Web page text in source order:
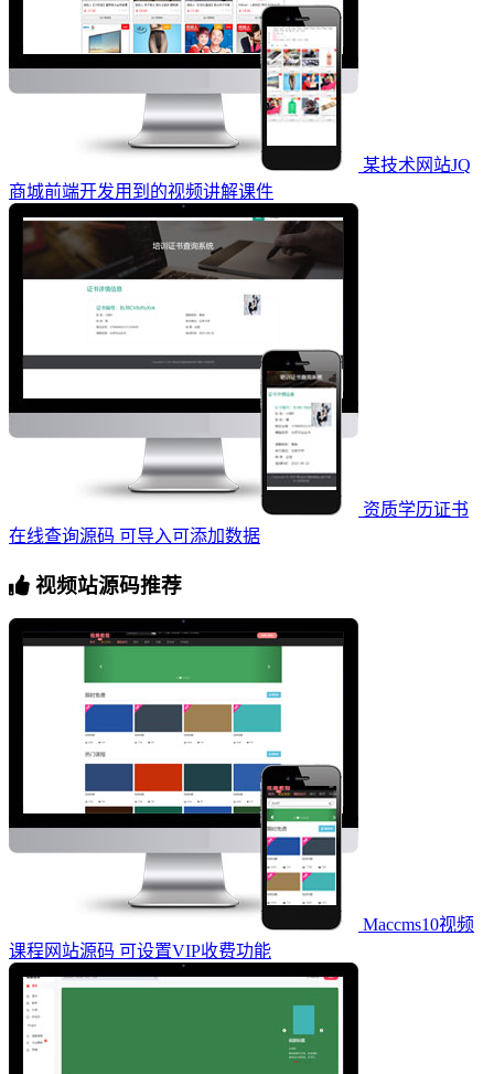
某技术网站JQ
商城前端开发用到的视频讲解课件
资质学历证书
在线查询源码 可导入可添加数据
视频站源码推荐
Maccms10视频
课程网站源码 可设置VIP收费功能